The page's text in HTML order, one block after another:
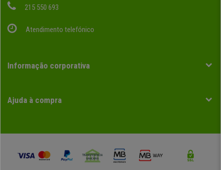
215 550 693
Atendimento telefónico
Informação corporativa
Ajuda à compra